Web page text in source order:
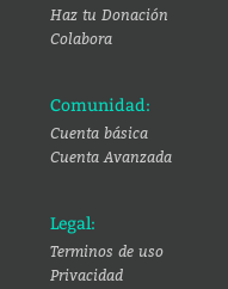
Haz tu Donación
Colabora
Comunidad:
Cuenta básica
Cuenta Avanzada
Legal:
Terminos de uso
Privacidad